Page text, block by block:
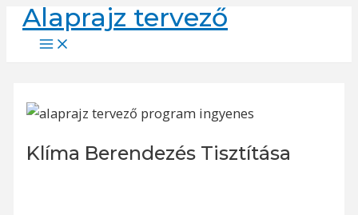
SkipAlaprajz tervező
Main
Menu
Klíma Berendezés Tisztítása